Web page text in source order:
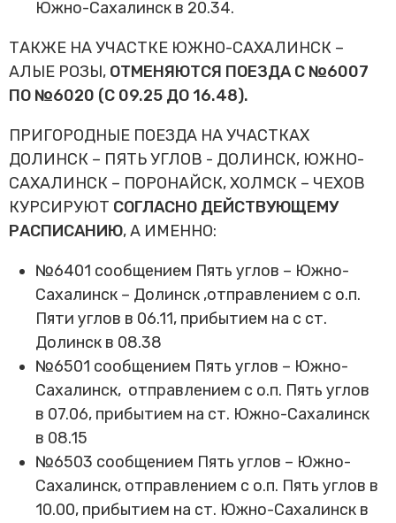
Южно-Сахалинск в 20.34.
ТАКЖЕ НА УЧАСТКЕ ЮЖНО-САХАЛИНСК –
АЛЫЕ РОЗЫ, ОТМЕНЯЮТСЯ ПОЕЗДА С №6007
ПО №6020 (С 09.25 ДО 16.48).
ПРИГОРОДНЫЕ ПОЕЗДА НА УЧАСТКАХ
ДОЛИНСК – ПЯТЬ УГЛОВ - ДОЛИНСК, ЮЖНО-
САХАЛИНСК – ПОРОНАЙСК, ХОЛМСК – ЧЕХОВ
КУРСИРУЮТ СОГЛАСНО ДЕЙСТВУЮЩЕМУ
РАСПИСАНИЮ, А ИМЕННО:
№6401 сообщением Пять углов – Южно-
Сахалинск – Долинск ,отправлением с о.п.
Пяти углов в 06.11, прибытием на с ст.
Долинск в 08.38
№6501 сообщением Пять углов – Южно-
Сахалинск, отправлением с о.п. Пять углов
в 07.06, прибытием на ст. Южно-Сахалинск
в 08.15
№6503 сообщением Пять углов – Южно-
Сахалинск, отправлением с о.п. Пять углов в
10.00, прибытием на ст. Южно-Сахалинск в